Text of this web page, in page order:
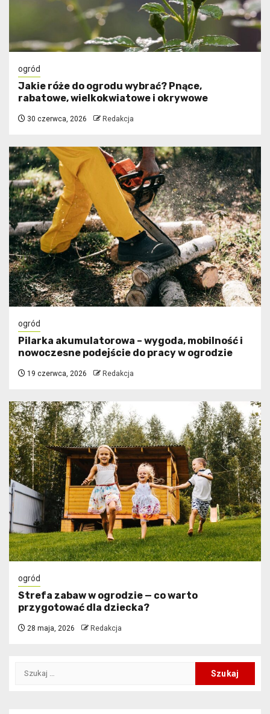
ogród
Jakie róże do ogrodu wybrać? Pnące,
rabatowe, wielkokwiatowe i okrywowe
30 czerwca, 2026 Redakcja
ogród
Pilarka akumulatorowa – wygoda, mobilność i
nowoczesne podejście do pracy w ogrodzie
19 czerwca, 2026 Redakcja
ogród
Strefa zabaw w ogrodzie — co warto
przygotować dla dziecka?
28 maja, 2026 Redakcja
Szukaj: